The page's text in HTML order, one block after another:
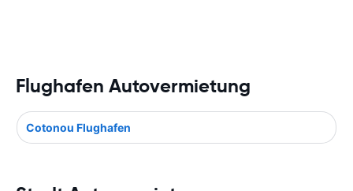
Flughafen Autovermietung
Cotonou Flughafen